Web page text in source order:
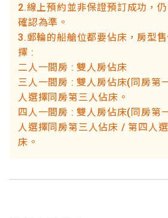
2.線上預約並非保證預訂成功，
確認為準。
3.郵輪的船艙位都要佔床，房型
擇 :
二人一間房 : 雙人房佔床
三人一間房 : 雙人房佔床(同房第
人選擇同房第三人佔床。
四人一間房 : 雙人房佔床(同房第
人選擇同房第三人佔床 / 第四人
床。